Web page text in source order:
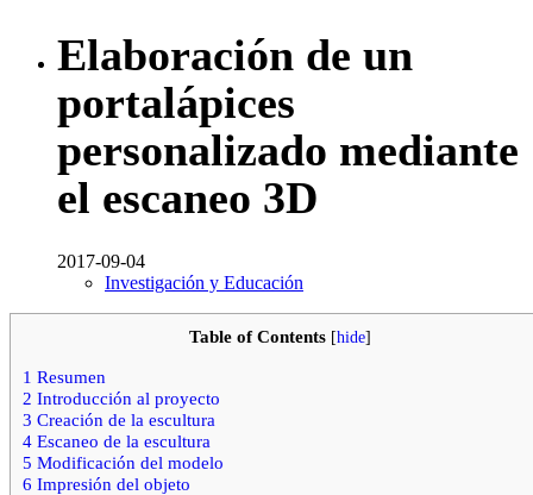
Elaboración de un
portalápices
personalizado mediante
el escaneo 3D
2017-09-04
Investigación y Educación
Table of Contents [hide]
1 Resumen
2 Introducción al proyecto
3 Creación de la escultura
4 Escaneo de la escultura
5 Modificación del modelo
6 Impresión del objeto